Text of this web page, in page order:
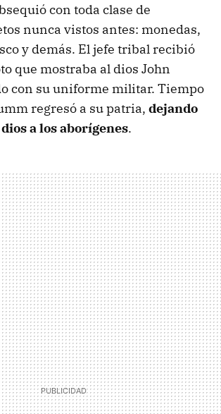
con toda clase de
nunca vistos antes: monedas,
y demás. El jefe tribal recibió
que mostraba al dios John
con su uniforme militar. Tiempo
regresó a su patria, dejando
a los aborígenes.